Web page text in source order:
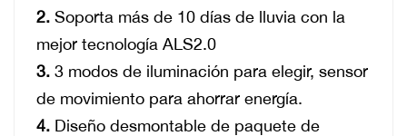
2. Soporta más de 10 días de lluvia con la
mejor tecnología ALS2.0
3. 3 modos de iluminación para elegir, sensor
de movimiento para ahorrar energía.
4. Diseño desmontable de paquete de